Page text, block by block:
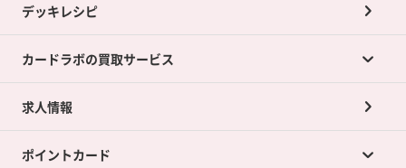
デッキレシピ
カードラボの買取サービス
カードラボの買取サービスTOP
店舗買取について
求人情報
ポイントカード